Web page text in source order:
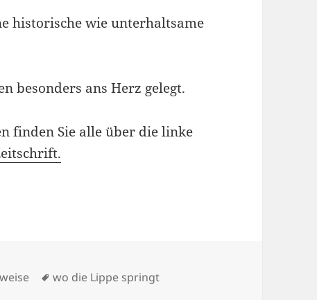
historische wie unterhaltsame
besonders ans Herz gelegt.
finden Sie alle über die linke
Schlagwörter
wo die Lippe springt